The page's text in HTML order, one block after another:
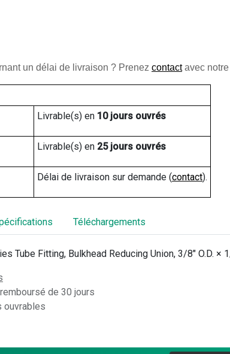
un délai de livraison ? Prenez contact avec notre
Livrable(s) en 10 jours ouvrés
Livrable(s) en 25 jours ouvrés
Délai de livraison sur demande (contact).
Téléchargements
Tube Fitting, Bulkhead Reducing Union, 3/8" O.D. ×
de 30 jours
ouvrables